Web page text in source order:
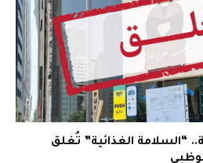
“السلامة الغذائية” تُغلق